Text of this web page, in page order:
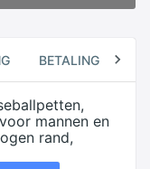
BETALING
mannen en
rand,